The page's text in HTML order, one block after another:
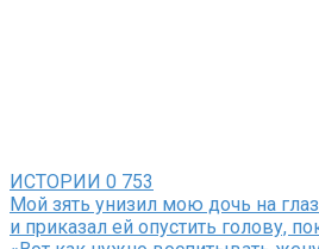
ИСТОРИИ 0 753
Мой зять унизил мою дочь на
и приказал ей опустить голову,